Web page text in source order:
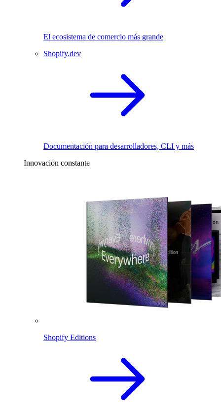
El ecosistema de comercio más grande
Shopify.dev
Documentación para desarrolladores, CLI y más
Innovación constante
Shopify Editions